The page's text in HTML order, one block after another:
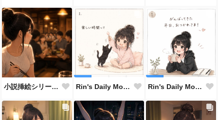
小説挿絵シリーズ/Series of small fiction illust Rin's Daily Moments #121 Rin's Daily Moments #120